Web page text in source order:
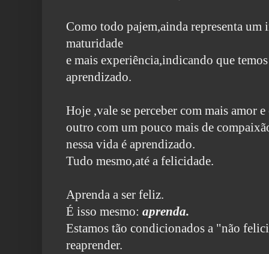
Como todo pajem,ainda representa
maturidade
e mais experiência,indicando que
aprendizado.
Hoje ,vale se perceber com mais amor
outro com um pouco mais de
nessa vida é aprendizado.
Tudo mesmo,até a felicidade.
Aprenda a ser feliz.
É isso mesmo: aprenda.
Estamos tão condicionados a "não
reaprender.